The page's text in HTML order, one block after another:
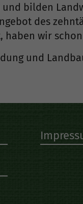
und bilden
des
haben wir
und